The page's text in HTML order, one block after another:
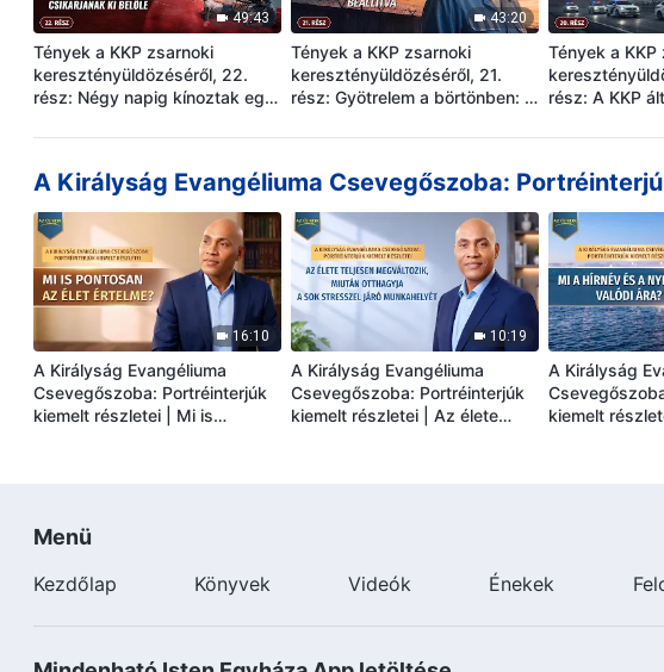
49:43
Tények a KKP zsarnoki
keresztényüldözéséről, 22.
rész: Négy napig kínoztak egy
vallomást csikarjanak ki belőle
43:20
Tények a KKP zsarnoki
keresztényüldözéséről, 21.
rész: Gyötrelem a börtönben: A
beállítva
Tények a KKP
rész: A KKP
A Királyság Evangéliuma Csevegőszoba:
16:10
A Királyság Evangéliuma
Csevegőszoba: Portréinterjúk
kiemelt részletei | Mi is
10:19
A Királyság Evangéliuma
Csevegőszoba: Portréinterjúk
kiemelt részletei | Az élete
A Királyság
kiemelt
Menü
Kezdőlap Könyvek Videók Énekek